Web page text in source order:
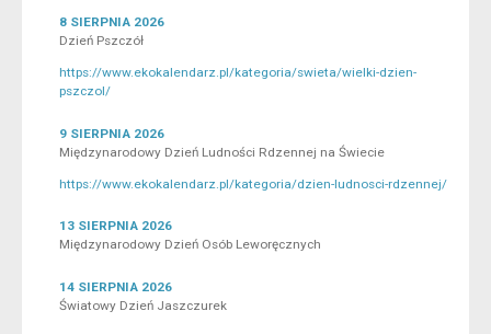
8 SIERPNIA 2026
Dzień Pszczół
https://www.ekokalendarz.pl/kategoria/swieta/wielki-dzien-
pszczol/
9 SIERPNIA 2026
Międzynarodowy Dzień Ludności Rdzennej na Świecie
https://www.ekokalendarz.pl/kategoria/dzien-ludnosci-rdzennej/
13 SIERPNIA 2026
Międzynarodowy Dzień Osób Leworęcznych
14 SIERPNIA 2026
Światowy Dzień Jaszczurek